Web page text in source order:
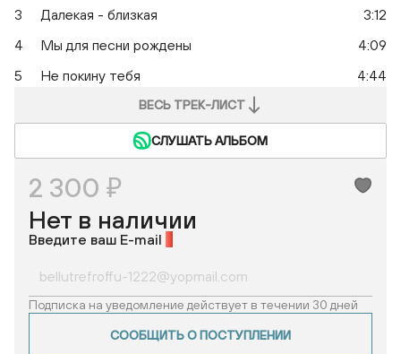
3
Далекая - близкая
3:12
4
Мы для песни рождены
4:09
5
Не покину тебя 4:44
ВЕСЬ ТРЕК-ЛИСТ
СЛУШАТЬ АЛЬБОМ
2 300 ₽
Нет в наличии
Введите ваш E-mail
Подписка на уведомление действует в течении 30 дней
СООБЩИТЬ О ПОСТУПЛЕНИИ